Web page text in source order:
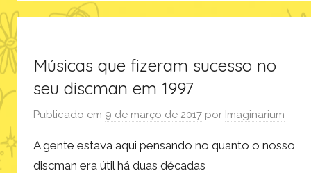
i
c
,
n
r
Músicas que fizeram sucesso no
seu discman em 1997
Publicado em 9 de março de 2017 por Imaginarium
A gente estava aqui pensando no quanto o nosso
discman era útil há duas décadas